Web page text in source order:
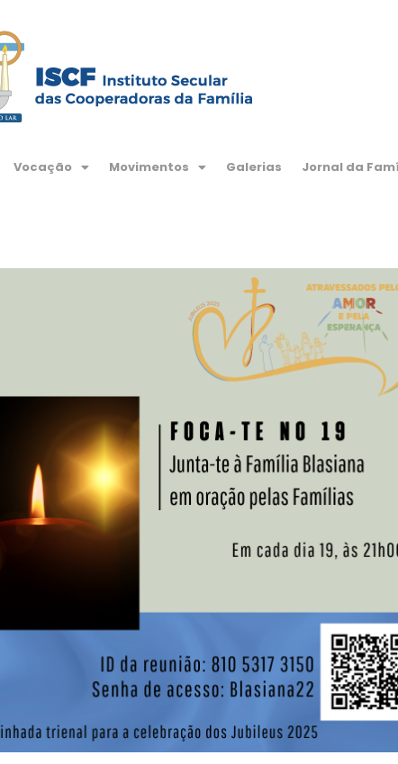
Vocação Movimentos Galerias Jornal da